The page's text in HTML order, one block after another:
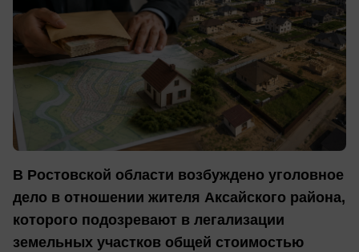
В Ростовской области возбуждено уголовное
дело в отношении жителя Аксайского района,
которого подозревают в легализации
земельных участков общей стоимостью